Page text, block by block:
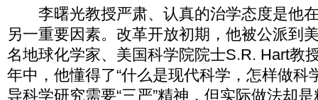
李曙光教授严肃、认真的治学态度是他
另一重要因素。改革开放初期，他被公派到
名地球化学家、美国科学院院士S.R. Hart教
年中，他懂得了“什么是现代科学，怎样做科
导科学研究需要“三严”精神，但实际做法却